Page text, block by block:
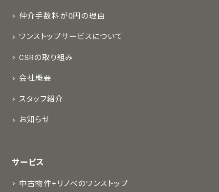
仲介手数料が0円の理由
ワンストップサービスについて
CSRの取り組み
会社概要
スタッフ紹介
お知らせ
サービス
中古物件+リノベのワンストップ